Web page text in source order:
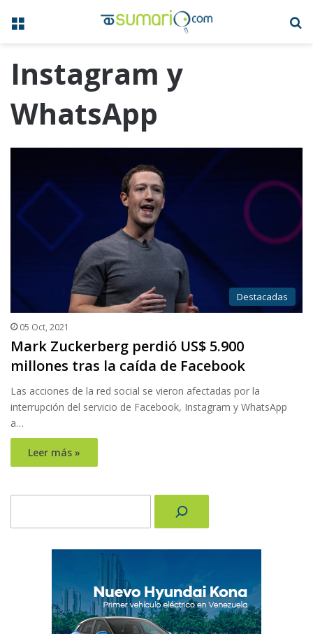
Menú
Instagram y
WhatsApp
Destacadas
05 Oct, 2021
Mark Zuckerberg perdió US$ 5.900
millones tras la caída de Facebook
Las acciones de la red social se vieron afectadas por la
interrupción del servicio de Facebook, Instagram y WhatsApp
a…
Leer más »